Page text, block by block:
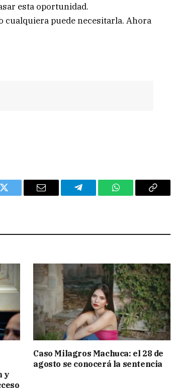
esta oportunidad.
cualquiera puede necesitarla. Ahora
Twitter Email Telegram WhatsAppCopy
y
Caso Milagros Machuca: el 28 de
agosto se conocerá la sentencia